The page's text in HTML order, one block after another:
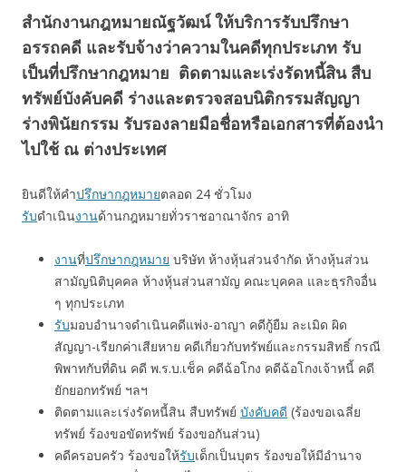
สำนักงานกฎหมายณัฐวัฒน์ ให้บริการรับปรึกษา
อรรถคดี และรับจ้างว่าความในคดีทุกประเภท รับ
เป็นที่ปรึกษากฎหมาย ติดตามและเร่งรัดหนี้สิน สืบ
ทรัพย์บังคับคดี ร่างและตรวจสอบนิติกรรมสัญญา
ร่างพินัยกรรม รับรองลายมือชื่อหรือเอกสารที่ต้องนำ
ไปใช้ ณ ต่างประเทศ
ยินดีให้คำปรึกษากฎหมายตลอด 24 ชั่วโมง
รับดำเนินงานด้านกฎหมายทั่วราชอาณาจักร อาทิ
งานที่ปรึกษากฎหมาย บริษัท ห้างหุ้นส่วนจำกัด ห้างหุ้นส่วน
สามัญนิติบุคคล ห้างหุ้นส่วนสามัญ คณะบุคคล และธุรกิจอื่น
ๆ ทุกประเภท
รับมอบอำนาจดำเนินคดีแพ่ง-อาญา คดีกู้ยืม ละเมิด ผิด
สัญญา-เรียกค่าเสียหาย คดีเกี่ยวกับทรัพย์และกรรมสิทธิ์ กรณี
พิพาทกับที่ดิน คดี พ.ร.บ.เช็ค คดีฉ้อโกง คดีฉ้อโกงเจ้าหนี้ คดี
ยักยอกทรัพย์ ฯลฯ
ติดตามและเร่งรัดหนี้สิน สืบทรัพย์ บังคับคดี (ร้องขอเฉลี่ย
ทรัพย์ ร้องขอขัดทรัพย์ ร้องขอกันส่วน)
คดีครอบครัว ร้องขอให้รับเด็กเป็นบุตร ร้องขอให้มีอำนาจ